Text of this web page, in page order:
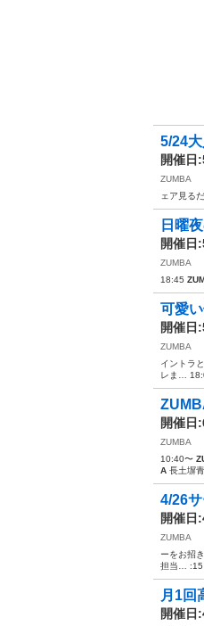
5/24
開催日
ZUMBA
ェア見る
日曜
開催日
ZUMBA
18:45
可愛
開催日
ZUMBA
イントラ
レま…
開催日
ZUMBA
10:40〜
A 長土塀
4/26
開催日
ZUMBA
ーをお招
担当… :15
月1回
開催日